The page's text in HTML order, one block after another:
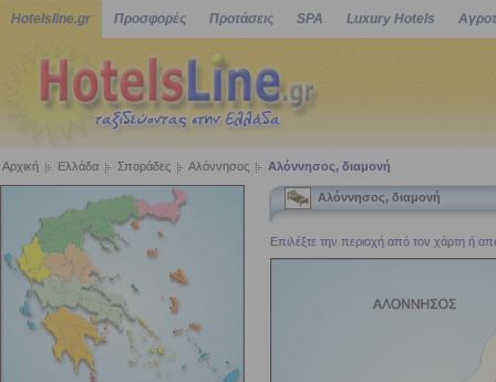
Hotelsline.gr Προσφορές Προτάσεις SPA Luxury Hotels
Αρχική Ελλάδα Σποράδες Αλόννησος Αλόννησος, διαμονή
Αλόννησος, διαμονή
Επιλέξτε την περιοχή από τον χάρτη ή